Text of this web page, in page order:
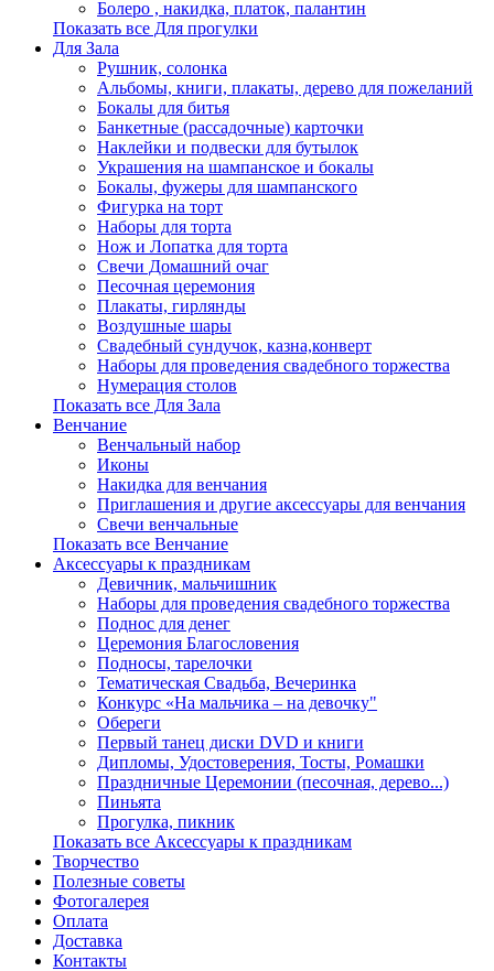
Болеро , накидка, платок, палантин
Показать все Для прогулки
Для Зала
Рушник, солонка
Альбомы, книги, плакаты, дерево для пожеланий
Бокалы для битья
Банкетные (рассадочные) карточки
Наклейки и подвески для бутылок
Украшения на шампанское и бокалы
Бокалы, фужеры для шампанского
Фигурка на торт
Наборы для торта
Нож и Лопатка для торта
Свечи Домашний очаг
Песочная церемония
Плакаты, гирлянды
Воздушные шары
Свадебный сундучок, казна,конверт
Наборы для проведения свадебного торжества
Нумерация столов
Показать все Для Зала
Венчание
Венчальный набор
Иконы
Накидка для венчания
Приглашения и другие аксессуары для венчания
Свечи венчальные
Показать все Венчание
Аксессуары к праздникам
Девичник, мальчишник
Наборы для проведения свадебного торжества
Поднос для денег
Церемония Благословения
Подносы, тарелочки
Тематическая Свадьба, Вечеринка
Конкурс «На мальчика – на девочку"
Обереги
Первый танец диски DVD и книги
Дипломы, Удостоверения, Тосты, Ромашки
Праздничные Церемонии (песочная, дерево...)
Пиньята
Прогулка, пикник
Показать все Аксессуары к праздникам
Творчество
Полезные советы
Фотогалерея
Оплата
Доставка
Контакты